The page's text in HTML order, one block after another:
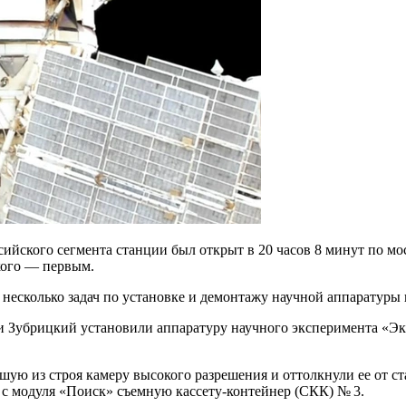
сегмента станции был открыт в 20 часов 8 минут по
— первым.
задач по установке и демонтажу научной
установили аппаратуру научного эксперимента
из строя камеру высокого разрешения и оттолкнули ее
модуля «Поиск» съемную кассету-контейнер (СКК) № 3.